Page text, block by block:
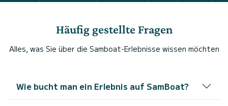
Häufig gestellte Fragen
Alles, was Sie über die Samboat-Erlebnisse wissen möchten
Wie bucht man ein Erlebnis auf SamBoat?